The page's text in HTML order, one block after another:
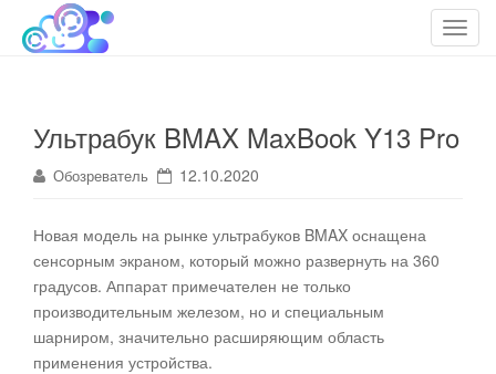
T
l
Облако технологий
cloudteh.ru
Ультрабук BMAX MaxBook Y13 Pro
Обозреватель 12.10.2020
Новая модель на рынке ультрабуков BMAX оснащена
сенсорным экраном, который можно развернуть на 360
градусов. Аппарат примечателен не только
производительным железом, но и специальным
шарниром, значительно расширяющим область
применения устройства.